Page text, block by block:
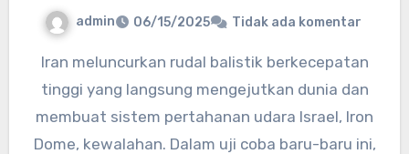
admin 06/15/2025 Tidak ada komentar
Iran meluncurkan rudal balistik berkecepatan
tinggi yang langsung mengejutkan dunia dan
membuat sistem pertahanan udara Israel, Iron
Dome, kewalahan. Dalam uji coba baru-baru ini,